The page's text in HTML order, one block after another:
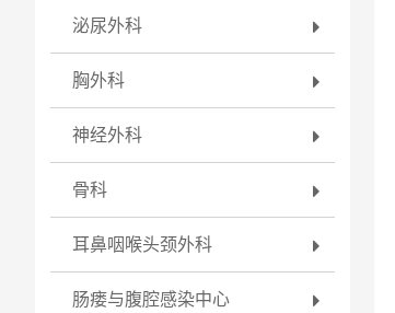
泌尿外科
胸外科
神经外科
骨科
耳鼻咽喉头颈外科
肠瘘与腹腔感染中心